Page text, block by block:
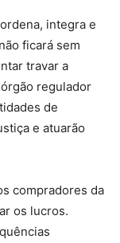
integra e
ficará sem
travar a
regulador
de
e atuarão
compradores da
os lucros.